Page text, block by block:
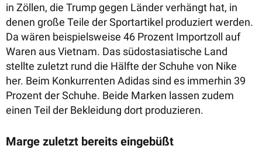
in Zöllen, die Trump gegen Länder verhängt hat, in
denen große Teile der Sportartikel produziert werden.
Da wären beispielsweise 46 Prozent Importzoll auf
Waren aus Vietnam. Das südostasiatische Land
stellte zuletzt rund die Hälfte der Schuhe von Nike
her. Beim Konkurrenten Adidas sind es immerhin 39
Prozent der Schuhe. Beide Marken lassen zudem
einen Teil der Bekleidung dort produzieren.
Marge zuletzt bereits eingebüßt